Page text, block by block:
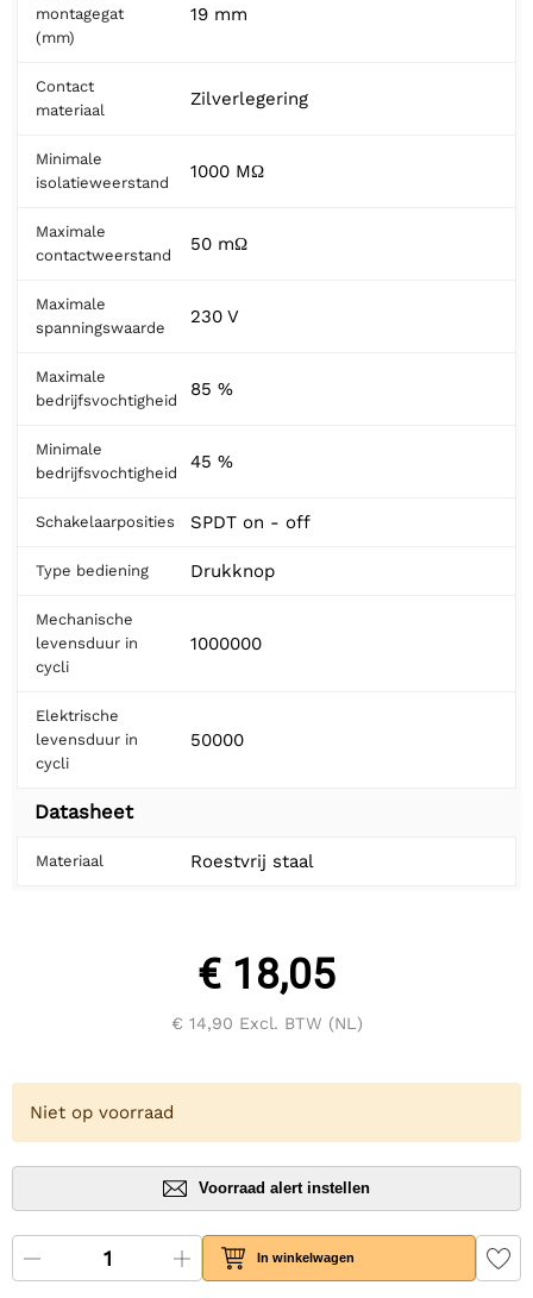
montagegat
(mm)
19 mm
Contact
materiaal
Zilverlegering
Minimale
isolatieweerstand
1000 MΩ
Maximale
contactweerstand
50 mΩ
Maximale
spanningswaarde
230 V
Maximale
bedrijfsvochtigheid
85 %
Minimale
bedrijfsvochtigheid
45 %
Schakelaarposities SPDT on - off
Type bediening Drukknop
Mechanische
levensduur in
cycli
1000000
Elektrische
levensduur in
cycli
50000
Datasheet
Materiaal Roestvrij staal
€ 18,05
€ 14,90 Excl. BTW (NL)
Niet op voorraad
Voorraad alert instellen
In winkelwagen